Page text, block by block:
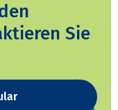
Sie